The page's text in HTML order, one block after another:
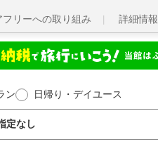
リーへの取り組み 詳細情報
ン 日帰り・デイユース
定なし